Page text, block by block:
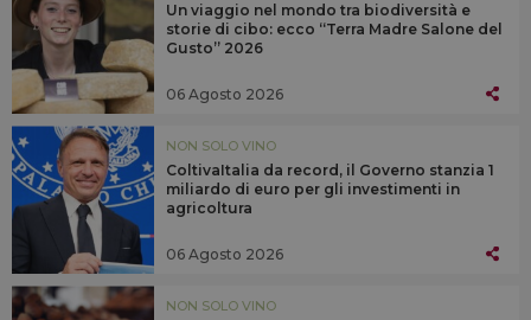
Un viaggio nel mondo tra biodiversità e
storie di cibo: ecco “Terra Madre Salone del
Gusto” 2026
06 Agosto 2026
NON SOLO VINO
ColtivaItalia da record, il Governo stanzia 1
miliardo di euro per gli investimenti in
agricoltura
06 Agosto 2026
NON SOLO VINO